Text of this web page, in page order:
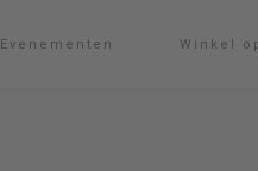
Evenementen Winkel